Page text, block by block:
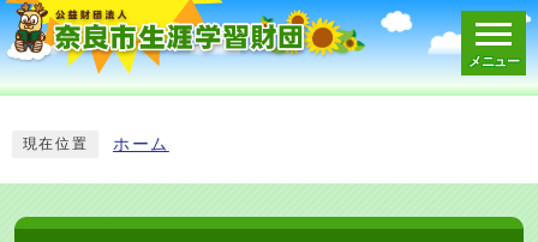
メニュー
現在位置 ホーム